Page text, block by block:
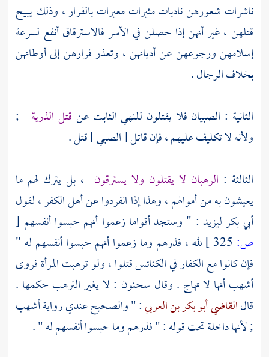
ناشرات شعورهن نادبات مثيرات معيرات بالفرار ، وذلك يبيح
قتلهن ، غير أنهن إذا حصلن في الأسر فالاسترقاق أنفع لسرعة
إسلامهن ورجوعهن عن أديانهن ، وتعذر فرارهن إلى أوطانهن
بخلاف الرجال .
الثانية : الصبيان فلا يقتلون للنهي الثابت عن قتل الذرية ;
ولأنه لا تكليف عليهم ، فإن قاتل [ الصبي ] قتل .
الثالثة : الرهبان لا يقتلون ولا يسترقون ، بل يترك لهم ما
يعيشون به من أموالهم ، وهذا إذا انفردوا عن أهل الكفر ، لقول
أبي بكرليزيد : " وستجد أقواما زعموا أنهم حبسوا أنفسهم [
ص:
لله ، فذرهم وما زعموا أنهم حبسوا أنفسهم له "
فإن كانوا مع الكفار في الكنائس قتلوا ، ولو ترهبت المرأة فروى
أشهبأنها لا تهاج . وقال سحنون : لا يغير الترهب حكمها .
قالالقاضي أبو بكر بن العربي: " والصحيح عندي روايةأشهب
; لأنها داخلة تحت قوله : " فذرهم وما حبسوا أنفسهم له " .